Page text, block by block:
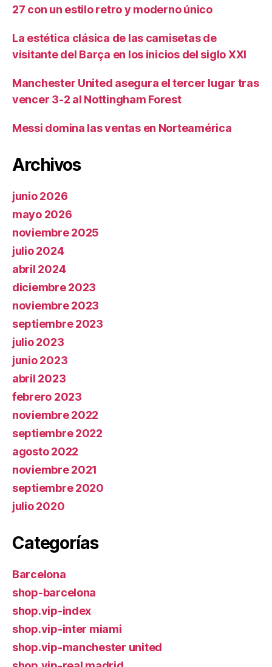
27 con un estilo retro y moderno único
La estética clásica de las camisetas de
visitante del Barça en los inicios del siglo XXI
Manchester United asegura el tercer lugar tras
vencer 3-2 al Nottingham Forest
Messi domina las ventas en Norteamérica
Archivos
junio 2026
mayo 2026
noviembre 2025
julio 2024
abril 2024
diciembre 2023
noviembre 2023
septiembre 2023
julio 2023
junio 2023
abril 2023
febrero 2023
noviembre 2022
septiembre 2022
agosto 2022
noviembre 2021
septiembre 2020
julio 2020
Categorías
Barcelona
shop-barcelona
shop.vip-index
shop.vip-inter miami
shop.vip-manchester united